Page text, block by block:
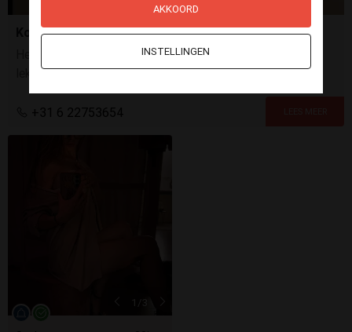
AKKOORD
INSTELLINGEN
Kom snel samen met mij geilen !!
Heey geilerd! Stuur me snel een berichtje, zodat ik je
lekker kan laten zien hoe ik met mezelf speel en je
helemaal onder squirt! kusjes en tot snel!
+31 6 22753654
1